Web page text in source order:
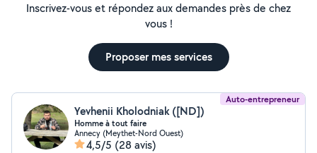
Inscrivez-vous et répondez aux demandes près de chez
vous !
Proposer mes services
Auto-entrepreneur
Yevhenii Kholodniak ([ND])
Homme à tout faire
Annecy (Meythet-Nord Ouest)
4,5/5 (28 avis)